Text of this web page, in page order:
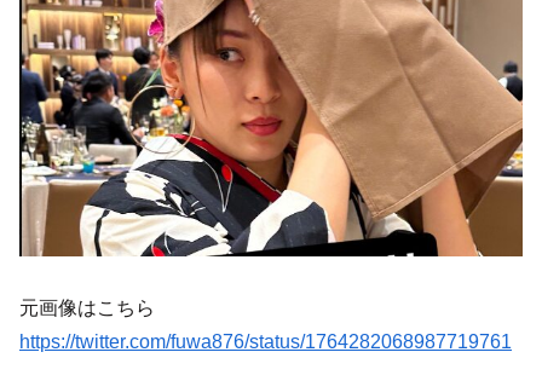
元画像はこちら
https://twitter.com/fuwa876/status/1764282068987719761